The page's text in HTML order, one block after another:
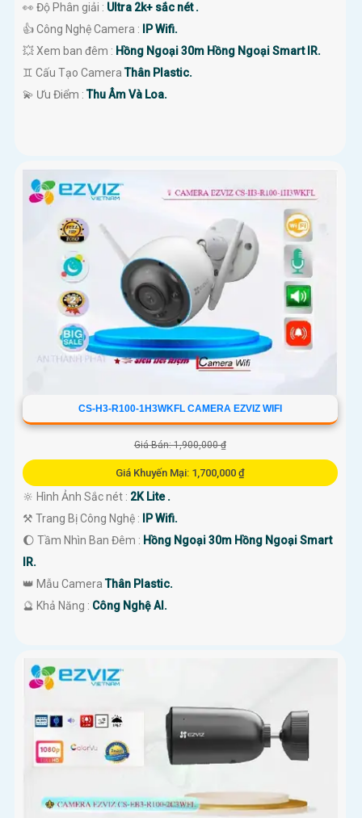
👀 Độ Phân giải : Ultra 2k+ sắc nét .
👍 Công Nghệ Camera :
IP Wifi.
💥 Xem ban đêm : Hồng Ngoại 30m Hồng Ngoại Smart IR.
♊ Cấu Tạo CameraThân Plastic.
️💫 Ưu Điểm :Thu Âm Và Loa.
CS-H3-R100-1H3WKFL CAMERA EZVIZ WIFI
Giá Bán: 1,900,000 ₫
Giá Khuyến Mại: 1,700,000 ₫
🔆 Hình Ảnh Sắc nét : 2K Lite .
⚒ Trang Bị Công Nghệ :
IP Wifi.
🌔 Tầm Nhìn Ban Đêm : Hồng Ngoại 30m Hồng Ngoại Smart
IR.
👑 Mẫu CameraThân Plastic.
️🔮 Khả Năng : Công Nghệ AI.